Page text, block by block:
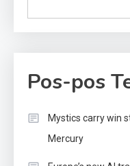
Pos-pos
Mystics carry win
Mercury